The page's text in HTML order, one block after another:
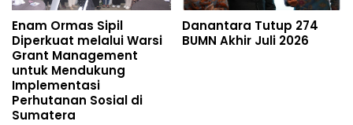
Enam Ormas Sipil
Diperkuat melalui Warsi
Grant Management
untuk Mendukung
Implementasi
Perhutanan Sosial di
Sumatera
Danantara Tutup 274
BUMN Akhir Juli 2026